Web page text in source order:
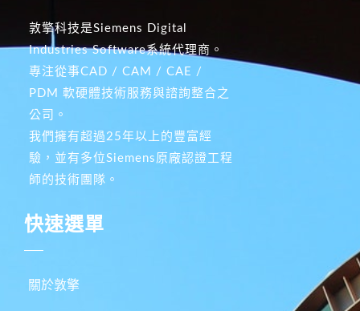
敦擎科技是Siemens Digital
Industries Software系統代理商。
專注從事CAD / CAM / CAE /
PDM 軟硬體技術服務與諮詢整合之
公司。
我們擁有超過25年以上的豐富經
驗，並有多位Siemens原廠認證工程
師的技術團隊。
快速選單
關於敦擎